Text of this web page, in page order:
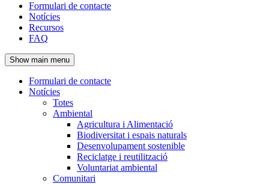
Navegació
principal
de
l'encapçalament
Formulari de contacte
Notícies
Recursos
FAQ
Show main menu
Navegació
principal
Formulari de contacte
Notícies
Totes
Ambiental
Agricultura i Alimentació
Biodiversitat i espais naturals
Desenvolupament sostenible
Reciclatge i reutilització
Voluntariat ambiental
Comunitari